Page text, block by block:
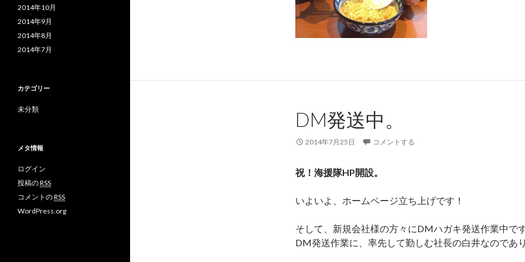
DM発送中。
2014年7月25日 コメントする
祝！海援隊HP開設。
いよいよ、ホームページ立ち上げです！
そして、新規会社様の方々にDMハガキ発送作業中です
DM発送作業に、率先して勤しむ社長の白井なのであり
2014年10月
2014年9月
2014年8月
2014年7月
カテゴリー
未分類
メタ情報
ログイン
投稿のRSS
コメントのRSS
WordPress.org